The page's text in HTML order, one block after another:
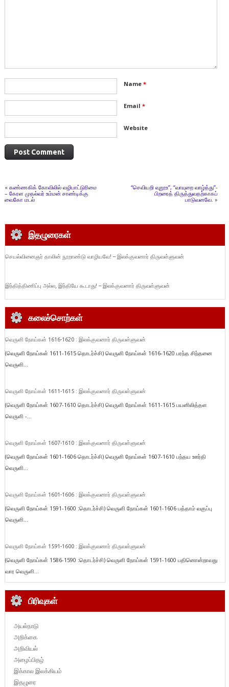
Name *
Email *
Website
« கண்ணகிக் கோவிலில் வழிபாட்டுரிமை
– கேரள முதல்வர் உம்மன் சாண்டிக்கு
வைகோ மடல்
“செவியறி வுறூஉ”, “வாயுறை வாழ்த்து”-
பிறரைத் திருத்துவதற்காகப்
பாடுவனவே. »
இதழுரைகள்
செயல்வினைஞர் தாலின் நூறாண்டு வாழியவே! – இலக்குவனார் திருவள்ளுவன்
இந்தித்திணிப்பு அல்ல, இந்தியே கூடாது! – இலக்குவனார் திருவள்ளுவன்
கலைச்சொற்கள்
வெருளி நோய்கள் 1616-1620 : இலக்குவனார் திருவள்ளுவன்
(வெருளி நோய்கள் 1611-1615 தொடர்ச்சி) வெருளி நோய்கள் 1616-1620 பரந்த சிந்தனை
வெருளி...
வெருளி நோய்கள் 1611-1615 : இலக்குவனார் திருவள்ளுவன்
(வெருளி நோய்கள் 1607-1610 தொடர்ச்சி) வெருளி நோய்கள் 1611-1615 பயனிலித்தள
வெருளி -...
வெருளி நோய்கள் 1607-1610 : இலக்குவனார் திருவள்ளுவன்
(வெருளி நோய்கள் 1601-1606 தொடர்ச்சி) வெருளி நோய்கள் 1607-1610 பந்தய ஊர்தி
வெருளி...
வெருளி நோய்கள் 1601-1606 : இலக்குவனார் திருவள்ளுவன்
(வெருளி நோய்கள் 1591-1600 :தொடர்ச்சி) வெருளி நோய்கள் 1601-1606 பத்தாம் வகுப்பு
வெருளி...
வெருளி நோய்கள் 1591-1600 : இலக்குவனார் திருவள்ளுவன்
(வெருளி நோய்கள் 1586-1590 :தொடர்ச்சி) வெருளி நோய்கள் 1591-1600 பதினொன்றாவது
வார வெருளி...
பிரிவுகள்
அயல்நாடு
அறிக்கை
அறிவியல்
அழைப்பிதழ்
இக்கால இலக்கியம்
இதழுரை